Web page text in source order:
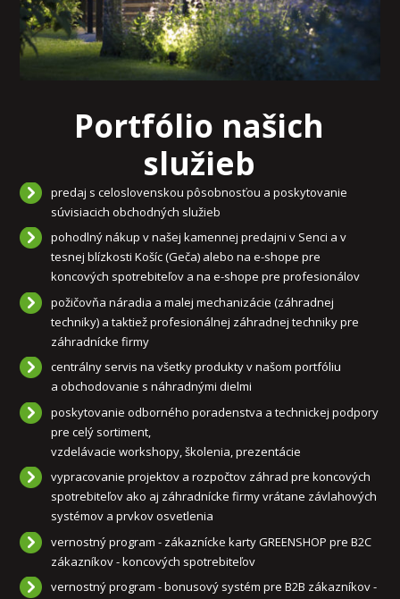
Portfólio našich
služieb
predaj s celoslovenskou pôsobnosťou a poskytovanie
súvisiacich obchodných služieb
pohodlný nákup v našej kamennej predajni v Senci a v
tesnej blízkosti Košíc (Geča) alebo na e-shope pre
koncových spotrebiteľov a na e-shope pre profesionálov
požičovňa náradia a malej mechanizácie (záhradnej
techniky) a taktiež profesionálnej záhradnej techniky pre
záhradnícke firmy
centrálny servis na všetky produkty v našom portfóliu
a obchodovanie s náhradnými dielmi
poskytovanie odborného poradenstva a technickej podpory
pre celý sortiment,
vzdelávacie workshopy, školenia, prezentácie
vypracovanie projektov a rozpočtov záhrad pre koncových
spotrebiteľov ako aj záhradnícke firmy vrátane závlahových
systémov a prvkov osvetlenia
vernostný program - zákaznícke karty GREENSHOP pre B2C
zákazníkov - koncových spotrebiteľov
vernostný program - bonusový systém pre B2B zákazníkov -